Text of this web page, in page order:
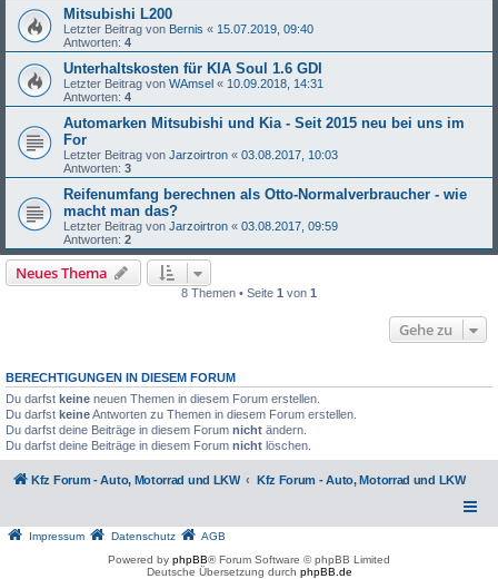
Mitsubishi L200
Letzter Beitrag von Bernis « 15.07.2019, 09:40
Antworten: 4
Unterhaltskosten für KIA Soul 1.6 GDI
Letzter Beitrag von WAmsel « 10.09.2018, 14:31
Antworten: 4
Automarken Mitsubishi und Kia - Seit 2015 neu bei uns im
For
Letzter Beitrag von Jarzoirtron « 03.08.2017, 10:03
Antworten: 3
Reifenumfang berechnen als Otto-Normalverbraucher - wie
macht man das?
Letzter Beitrag von Jarzoirtron « 03.08.2017, 09:59
Antworten: 2
Neues Thema
8 Themen • Seite 1 von 1
Gehe zu
BERECHTIGUNGEN IN DIESEM FORUM
Du darfst keine neuen Themen in diesem Forum erstellen.
Du darfst keineAntworten zu Themen in diesem Forum erstellen.
Du darfst deine Beiträge in diesem Forum nicht ändern.
Du darfst deine Beiträge in diesem Forum nicht löschen.
Kfz Forum - Auto, Motorrad und LKW Kfz Forum - Auto, Motorrad und LKW
Impressum Datenschutz
AGB
Powered by phpBB® Forum Software © phpBB Limited
Deutsche Übersetzung durch phpBB.de